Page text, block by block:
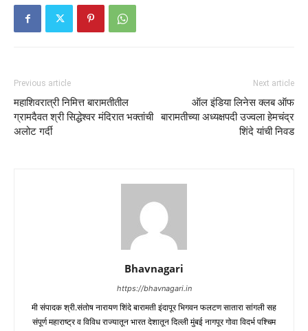
Previous article
महाशिवरात्री निमित्त बारामतीतील
ग्रामदैवत श्री सिद्धेश्वर मंदिरात भक्तांची
अलोट गर्दी
Next article
ऑल इंडिया लिनेस क्लब ऑफ
बारामतीच्या अध्यक्षपदी उज्वला हेमचंद्र
शिंदे यांची निवड
Bhavnagari
https://bhavnagari.in
मी संपादक श्री.संतोष नारायण शिंदे बारामती इंदापूर भिगवन फलटण सातारा सांगली सह
संपूर्ण महाराष्ट्र व विविध राज्यातून भारत देशातून दिल्ली मुंबई नागपूर गोवा विदर्भ पश्चिम